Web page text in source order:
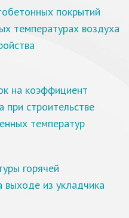
покрытий
температурах воздуха
на коэффициент
при строительстве
температур
горячей
выходе из укладчика